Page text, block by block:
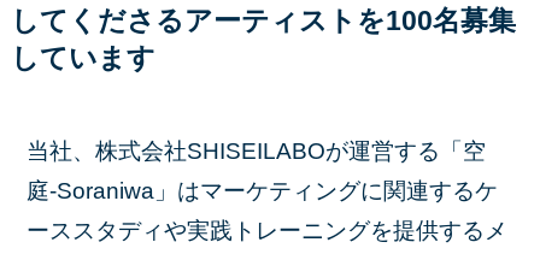
してくださるアーティストを100名募集
しています
当社、株式会社SHISEILABOが運営する「空
庭-Soraniwa」はマーケティングに関連するケ
ーススタディや実践トレーニングを提供するメ